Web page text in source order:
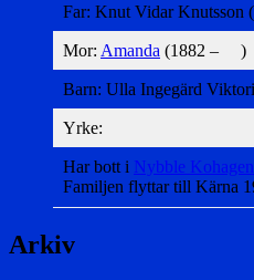
Far: Knut Vidar
Mor: Amanda (1882 – )
Barn: Ulla Ingegärd
Yrke:
Har bott i Nybble Kohagen
Familjen flyttar till Kärna
Arkiv